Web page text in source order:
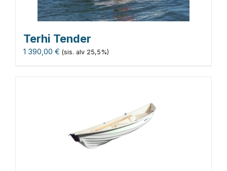
Terhi Tender
1 390,00 € (sis. alv 25,5%)